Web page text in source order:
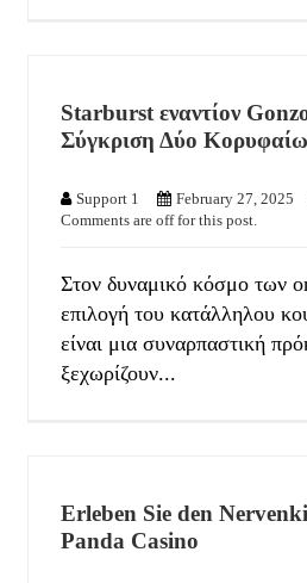
Starburst εναντίον
Σύγκριση Δύο
Support 1 February 27, 2025
Comments are off for this post.
Στον δυναμικό κόσμο των
επιλογή του κατάλληλου
είναι μια συναρπαστική
ξεχωρίζουν...
Erleben Sie den
Panda Casino